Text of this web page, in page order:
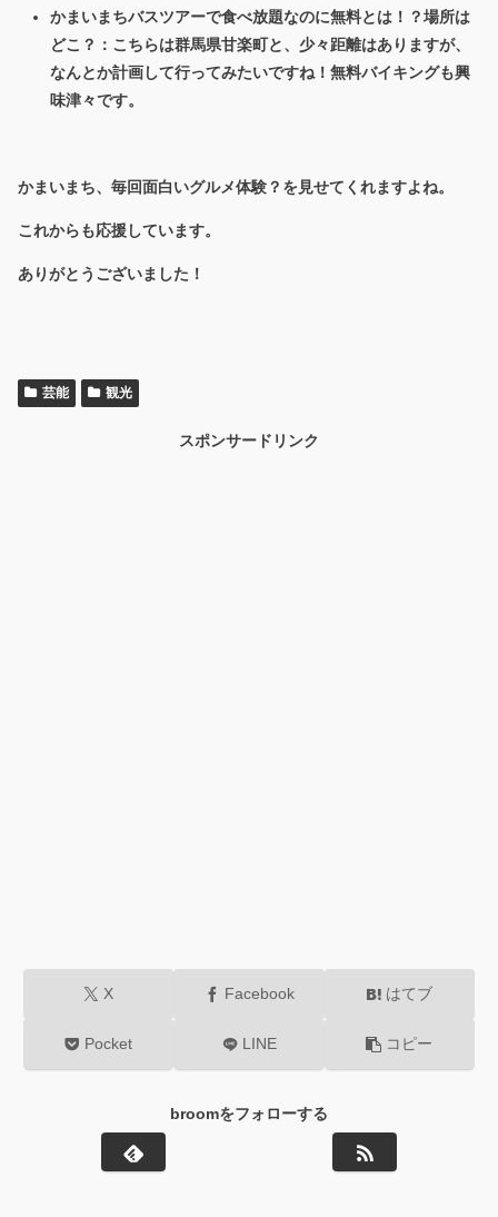
かまいまちバスツアーで食べ放題なのに無料とは！？場所は
どこ？：こちらは群馬県甘楽町と、少々距離はありますが、
なんとか計画して行ってみたいですね！無料バイキングも興
味津々です。
かまいまち、毎回面白いグルメ体験？を見せてくれますよね。
これからも応援しています。
ありがとうございました！
芸能 観光
スポンサードリンク
X Facebook はてブ
Pocket LINE コピー
broomをフォローする